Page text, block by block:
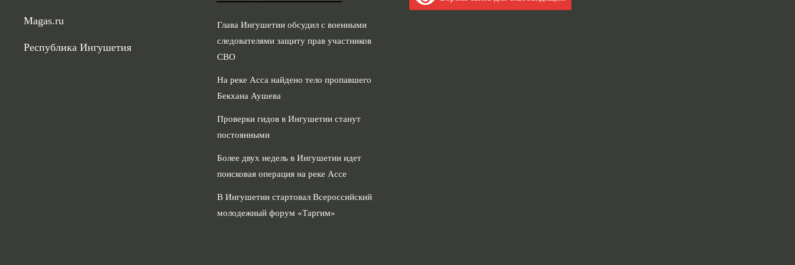
Magas.ru
Республика Ингушетия
Глава Ингушетии обсудил с военными
следователями защиту прав участников
СВО
На реке Асса найдено тело пропавшего
Бекхана Аушева
Проверки гидов в Ингушетии станут
постоянными
Более двух недель в Ингушетии идет
поисковая операция на реке Ассе
В Ингушетии стартовал Всероссийский
молодежный форум «Таргим»